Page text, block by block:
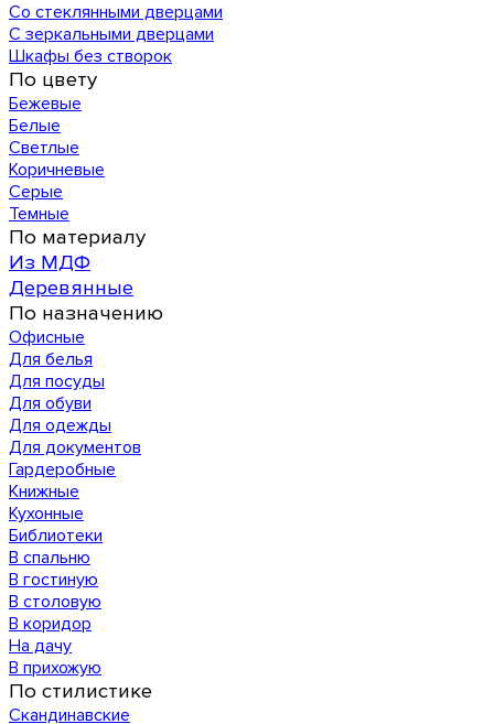
Со стеклянными дверцами
С зеркальными дверцами
Шкафы без створок
По цвету
Бежевые
Белые
Светлые
Коричневые
Серые
Темные
По материалу
Из МДФ
Деревянные
По назначению
Офисные
Для белья
Для посуды
Для обуви
Для одежды
Для документов
Гардеробные
Книжные
Кухонные
Библиотеки
В спальню
В гостиную
В столовую
В коридор
На дачу
В прихожую
По стилистике
Скандинавские